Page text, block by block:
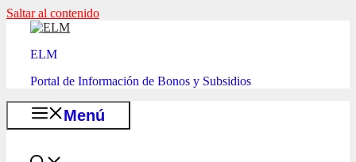
Saltar al contenido
ELM
Portal de Información de Bonos y Subsidios
Menú